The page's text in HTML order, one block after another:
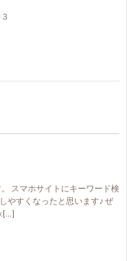
スマホサイトにキーワード検
やすくなったと思います♪ ぜ